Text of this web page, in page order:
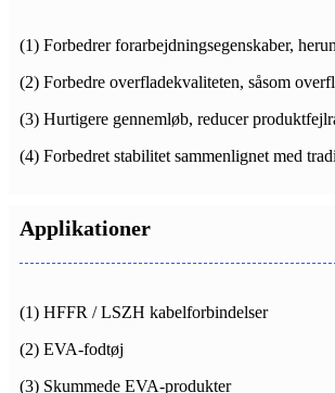
(1) Forbedrer forarbejdningsegenskaber,
(2) Forbedre overfladekvaliteten, såsom
(3) Hurtigere gennemløb, reducer
(4) Forbedret stabilitet sammenlignet med
Applikationer
(1) HFFR / LSZH kabelforbindelser
(2) EVA-fodtøj
(3) Skummede EVA-produkter